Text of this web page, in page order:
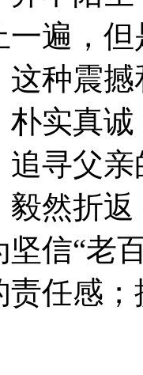
一遍，
这种震
朴实真
追寻父
然折
信“老
责任感